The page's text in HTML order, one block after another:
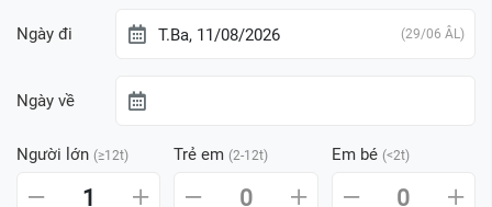
Ngày đi T.Ba, 11/08/2026 (29/06 ÂL)
Ngày về
Người lớn (≥12t) Trẻ em (2-12t) Em bé (<2t)
1 0 0